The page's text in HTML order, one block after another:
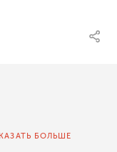
БОЛЬШЕ